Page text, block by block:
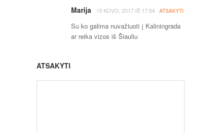
Marija 15 KOVO, 2017 IŠ 17:54 · ATSAKYTI
Su ko galima nuvažiuoti į Kaliningrada
ar reika vizos iš Šiauliu
ATSAKYTI